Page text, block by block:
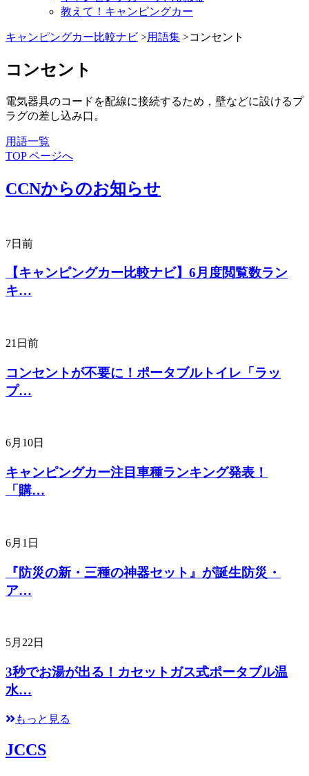
教えて！キャンピングカー
キャンピングカー比較ナビ >用語集 >コンセント
コンセント
電気器具のコードを配線に接続するため，壁などに設けるプ
ラグの差し込み口。
用語一覧
TOP ページへ
CCNからのお知らせ
7日前
【キャンピングカー比較ナビ】6月度閲覧数ラン
キ…
21日前
コンセントが不要に！ポータブルトイレ「ラッ
プ…
6月10日
キャンピングカー注目車種ランキング発表！
「購…
6月1日
『防災の新・三種の神器セット』が誕生防災・
ア…
5月22日
3秒でお湯が出る！カセットガス式ポータブル温
水…
もっと見る
JCCS